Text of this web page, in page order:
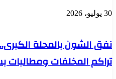
30 يوليو، 2026
نفق الشون بالمحلة
تراكم المخلفات ومطالبات